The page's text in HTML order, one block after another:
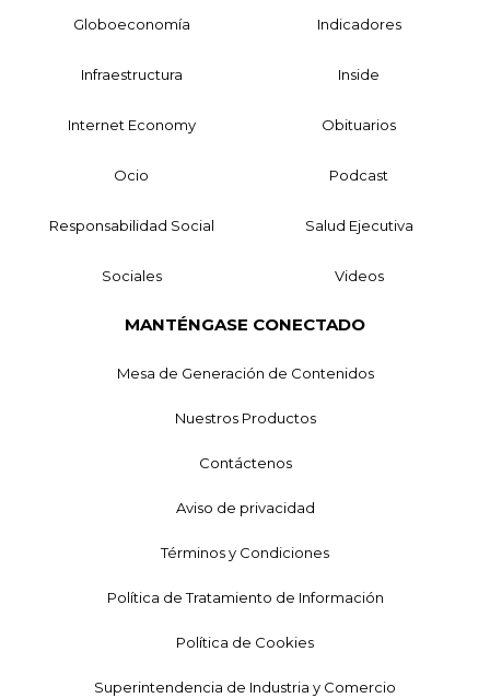
Globoeconomía Indicadores
Infraestructura Inside
Internet Economy Obituarios
Ocio Podcast
Responsabilidad Social Salud Ejecutiva
Sociales Videos
MANTÉNGASE CONECTADO
Mesa de Generación de Contenidos
Nuestros Productos
Contáctenos
Aviso de privacidad
Términos y Condiciones
Política de Tratamiento de Información
Política de Cookies
Superintendencia de Industria y Comercio